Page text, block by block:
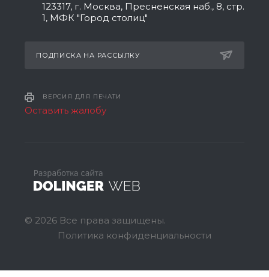
123317, г. Москва, Пресненская наб., 8, стр.
1, МФК "Город столиц"
ПОДПИСКА НА РАССЫЛКУ
ВЕРСИЯ ДЛЯ ПЕЧАТИ
Оставить жалобу
© 2026 Все права защищены.
Политика конфиденциальности